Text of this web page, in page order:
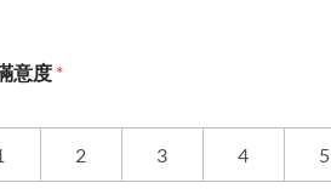
意度 *
2 3 4 5